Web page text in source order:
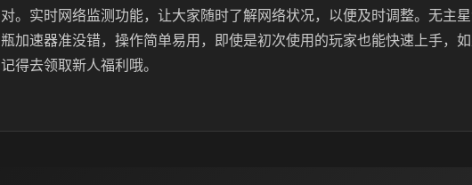
对。实时网络监测功能，让大家随时了解网络状况，以便及时调整。无主
瓶加速器准没错，操作简单易用，即使是初次使用的玩家也能快速上手，如
记得去领取新人福利哦。